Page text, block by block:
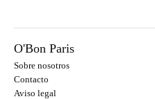
O'Bon Paris
Sobre nosotros
Contacto
Aviso legal